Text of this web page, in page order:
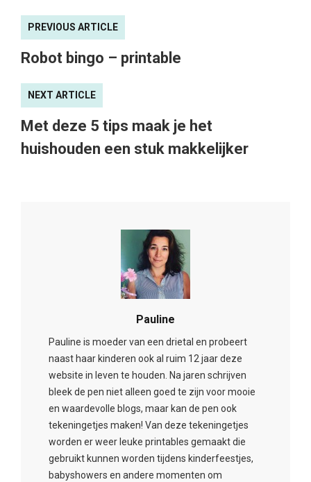
PREVIOUS ARTICLE
Robot bingo – printable
NEXT ARTICLE
Met deze 5 tips maak je het
huishouden een stuk makkelijker
Pauline
Pauline is moeder van een drietal en probeert
naast haar kinderen ook al ruim 12 jaar deze
website in leven te houden. Na jaren schrijven
bleek de pen niet alleen goed te zijn voor mooie
en waardevolle blogs, maar kan de pen ook
tekeningetjes maken! Van deze tekeningetjes
worden er weer leuke printables gemaakt die
gebruikt kunnen worden tijdens kinderfeestjes,
babyshowers en andere momenten om